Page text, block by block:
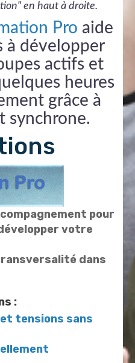
en haut à droite.
Pro aide
à développer
actifs et
heures
grâce à
synchrone.
pour
votre
dans
:
tensions sans